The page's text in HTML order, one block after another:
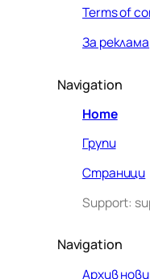
Terms of
За реклама
Navigation
Home
Групи
Страници
Support:
Navigation
Архив